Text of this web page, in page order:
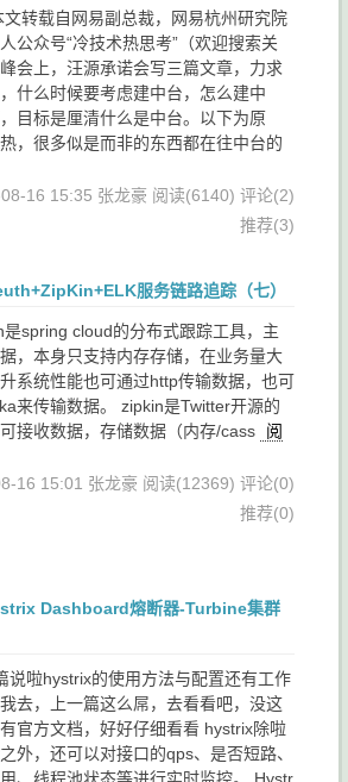
转载自网易副总裁，网易杭州研究院
公众号“冷技术热思考”（欢迎搜索关
会上，汪源承诺会写三篇文章，力求
什么时候要考虑建中台，怎么建中
目标是厘清什么是中台。以下为原
，很多似是而非的东西都在往中台的
16 15:35 张龙豪 阅读(6140) 评论(2)
推荐(3)
服务链路追踪（七）
spring cloud的分布式跟踪工具，主
，本身只支持内存存储，在业务量大
系统性能也可通过http传输数据，也可
来传输数据。 zipkin是Twitter开源的
接收数据，存储数据（内存/cass
阅
16 15:01 张龙豪 阅读(12369) 评论(0)
推荐(0)
Dashboard熔断器-Turbine集群
说啦hystrix的使用方法与配置还有工作
去，上一篇这么屌，去看看吧，没这
官方文档，好好仔细看看 hystrix除啦
外，还可以对接口的qps、是否短路、